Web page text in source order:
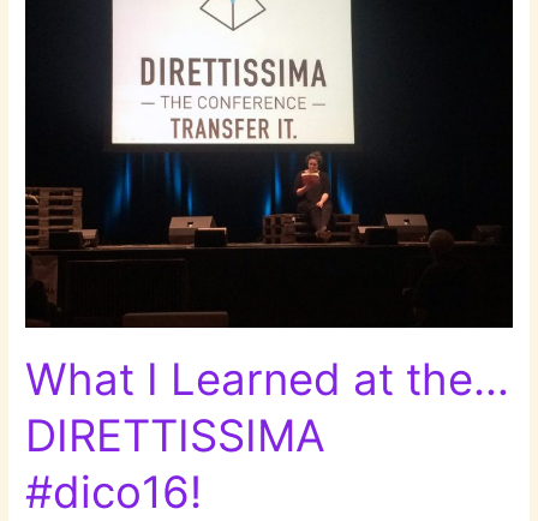
What I Learned at the…
DIRETTISSIMA
#dico16!